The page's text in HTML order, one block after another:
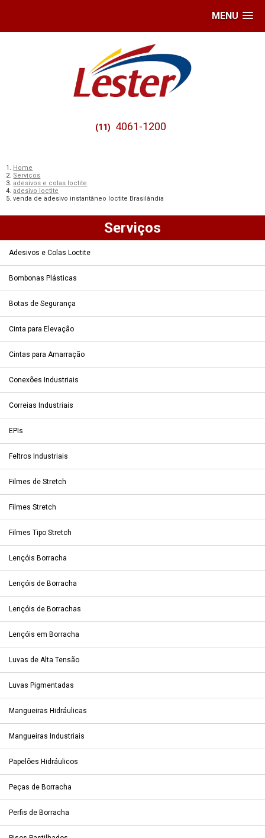
MENU
(11) 4061-1200
Home
Serviços
adesivos e colas loctite
adesivo loctite
venda de adesivo instantâneo loctite Brasilândia
Serviços
Adesivos e Colas Loctite
Bombonas Plásticas
Botas de Segurança
Cinta para Elevação
Cintas para Amarração
Conexões Industriais
Correias Industriais
EPIs
Feltros Industriais
Filmes de Stretch
Filmes Stretch
Filmes Tipo Stretch
Lençóis Borracha
Lençóis de Borracha
Lençóis de Borrachas
Lençóis em Borracha
Luvas de Alta Tensão
Luvas Pigmentadas
Mangueiras Hidráulicas
Mangueiras Industriais
Papelões Hidráulicos
Peças de Borracha
Perfis de Borracha